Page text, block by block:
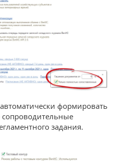
формировать
задания.